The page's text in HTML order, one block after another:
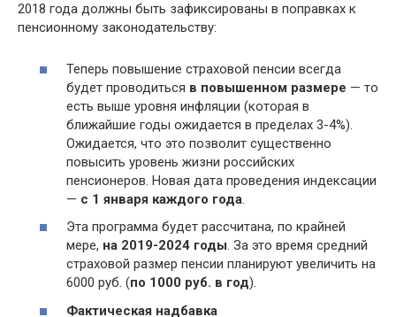
2018 года должны быть зафиксированы в поправках к
пенсионному законодательству:
Теперь повышение страховой пенсии всегда
будет проводиться в повышенном размере — то
есть выше уровня инфляции (которая в
ближайшие годы ожидается в пределах 3-4%).
Ожидается, что это позволит существенно
повысить уровень жизни российских
пенсионеров. Новая дата проведения индексации
— с 1 января каждого года.
Эта программа будет рассчитана, по крайней
мере, на 2019-2024 годы. За это время средний
страховой размер пенсии планируют увеличить на
6000 руб. (по 1000 руб. в год).
Фактическая надбавка